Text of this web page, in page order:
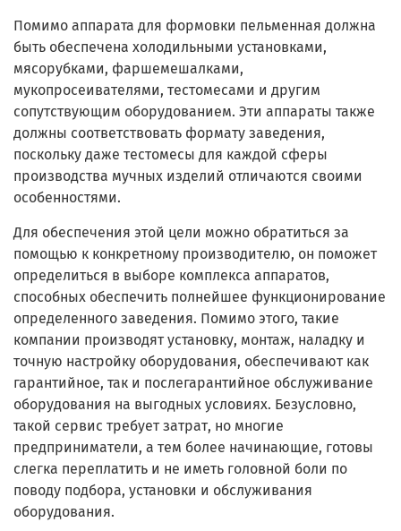
Помимо аппарата для формовки пельменная должна
быть обеспечена холодильными установками,
мясорубками, фаршемешалками,
мукопросеивателями, тестомесами и другим
сопутствующим оборудованием. Эти аппараты также
должны соответствовать формату заведения,
поскольку даже тестомесы для каждой сферы
производства мучных изделий отличаются своими
особенностями.
Для обеспечения этой цели можно обратиться за
помощью к конкретному производителю, он поможет
определиться в выборе комплекса аппаратов,
способных обеспечить полнейшее функционирование
определенного заведения. Помимо этого, такие
компании производят установку, монтаж, наладку и
точную настройку оборудования, обеспечивают как
гарантийное, так и послегарантийное обслуживание
оборудования на выгодных условиях. Безусловно,
такой сервис требует затрат, но многие
предприниматели, а тем более начинающие, готовы
слегка переплатить и не иметь головной боли по
поводу подбора, установки и обслуживания
оборудования.